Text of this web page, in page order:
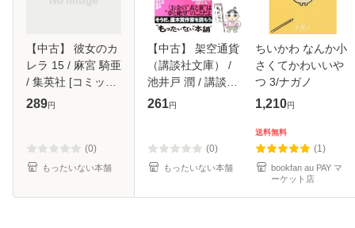
【中古】 彼女のカ
レラ 15 / 麻宮 騎亜
/ 集英社 [コミック]
【メール便送料無
289円
(0)
もったいない本舗
【中古】 架空通貨
（講談社文庫） /
池井戸 潤 / 講談社
[文庫]【メール便送
261円
(0)
もったいない本舗
ちいかわ なんか小
さくてかわいいや
つ 3/ナガノ
1,210円
送料無料
(1)
bookfan au PAY マ
ーケット店